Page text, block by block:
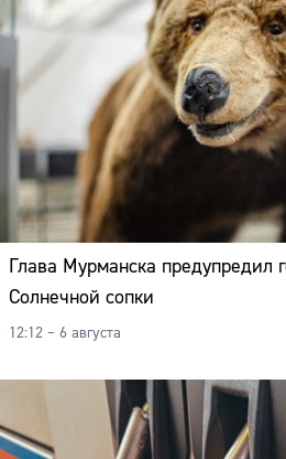
Глава Мурманска предупредил
Солнечной сопки
12:12 – 6 августа